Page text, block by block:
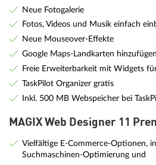
Neue Fotogalerie
Fotos, Videos und Musik einfach
Neue Mouseover-Effekte
Google Maps-Landkarten hinzufügen
Freie Erweiterbarkeit mit Widgets
TaskPilot Organizer gratis
Inkl. 500 MB Webspeicher bei
MAGIX Web Designer 11
Vielfältige E-Commerce-Optionen,
Suchmaschinen-Optimierung und